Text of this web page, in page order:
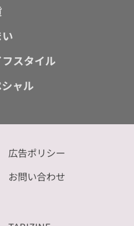
フスタイル
ャル
広告ポリシー
お問い合わせ